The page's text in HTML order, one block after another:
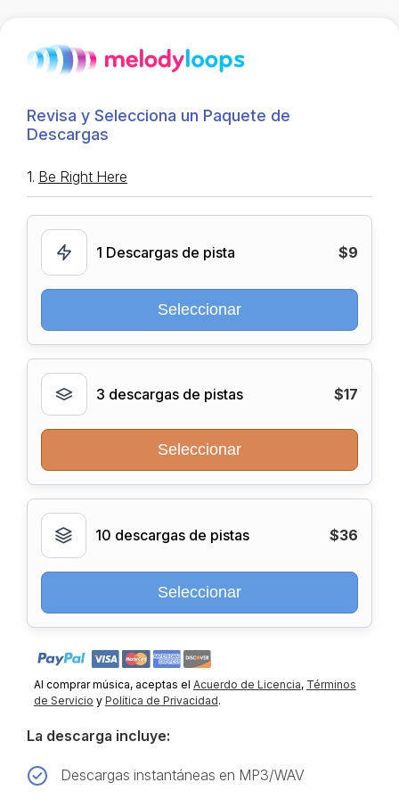
Revisa y Selecciona un Paquete de
Descargas
1. Be Right Here
1 Descargas de pista $9
Seleccionar
3 descargas de pistas $17
Seleccionar
10 descargas de pistas $36
Seleccionar
Al comprar música, aceptas el Acuerdo de Licencia, Términos
de Servicio y Política de Privacidad.
La descarga incluye:
Descargas instantáneas en MP3/WAV